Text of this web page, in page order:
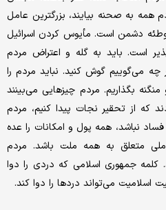
همه به صحنه بیایند، بزرگترین عامل
دشمن است. مأیوس کردن اسرائیل
است. باید به گله و اعتراض مردم
می‌گوییم گوش کنید. نباید مردم را
بگذاریم. مردم چیزهایی می‌بینند
که از تحقیر نجات پیدا کنیم، مردم
نباشد، همه پول و امکانات را عده
ملی متعلق به همه ملت باشد. مردم
جمهوری اسلامی که دردی را دوا
اسلامیت می‌تواند دردها را دوا کند.